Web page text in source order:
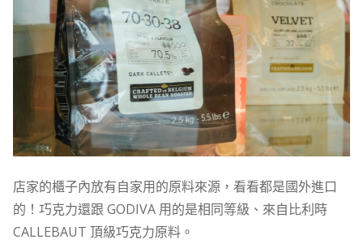
店家的櫃子內放有自家用的原料來源，看看都是國外進口
的！巧克力還跟 GODIVA 用的是相同等級、來自比利時
CALLEBAUT 頂級巧克力原料。